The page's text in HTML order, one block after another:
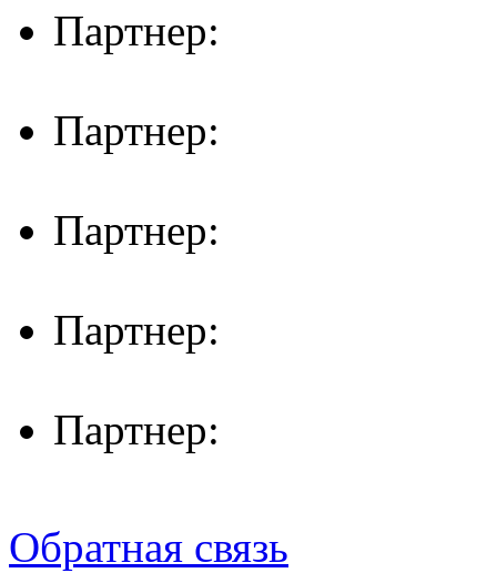
Партнер:
Партнер:
Партнер:
Партнер:
Партнер:
Обратная связь